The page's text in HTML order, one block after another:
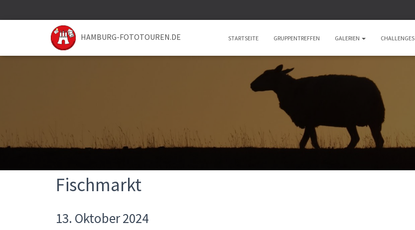
HAMBURG-FOTOTOUREN.DE STARTSEITE GRUPPENTREFFEN GALERIEN CHALLENGES
Fischmarkt
13. Oktober 2024